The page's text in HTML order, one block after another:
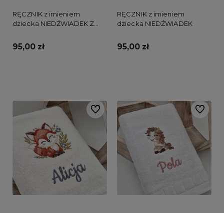
RĘCZNIK z imieniem
dziecka NIEDŹWIADEK Z
95,00 zł
RĘCZNIK z imieniem
dziecka NIEDŹWIADEK
95,00 zł
Do ulubionych Do